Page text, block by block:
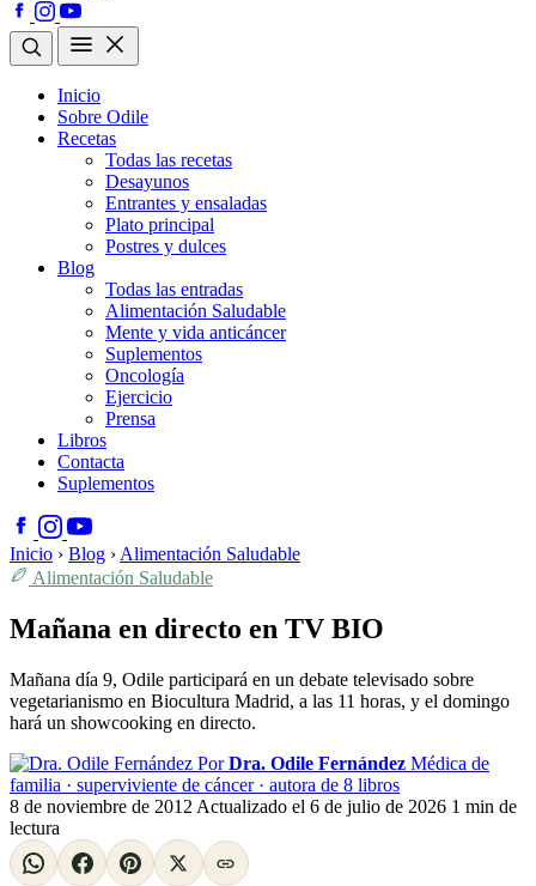
Inicio
Sobre Odile
Recetas
Todas las recetas
Desayunos
Entrantes y ensaladas
Plato principal
Postres y dulces
Blog
Todas las entradas
Alimentación Saludable
Mente y vida anticáncer
Suplementos
Oncología
Ejercicio
Prensa
Libros
Contacta
Suplementos
Inicio › Blog › Alimentación Saludable
Alimentación Saludable
Mañana en directo en TV BIO
Mañana día 9, Odile participará en un debate televisado sobre
vegetarianismo en Biocultura Madrid, a las 11 horas, y el domingo
hará un showcooking en directo.
Por Dra. Odile Fernández Médica de
familia · superviviente de cáncer · autora de 8 libros
8 de noviembre de 2012 Actualizado el 6 de julio de 2026 1 min de
lectura